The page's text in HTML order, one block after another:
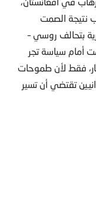
نتيجة الصمت
بتحالف روسي –
أمام سياسة تجر
فقط لأن طموحات
تقتضي أن تسير